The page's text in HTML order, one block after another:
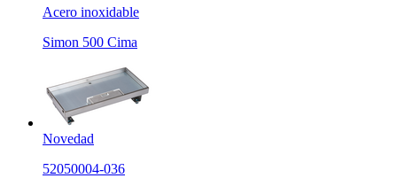
Acero inoxidable
Simon 500 Cima
Novedad
52050004-036